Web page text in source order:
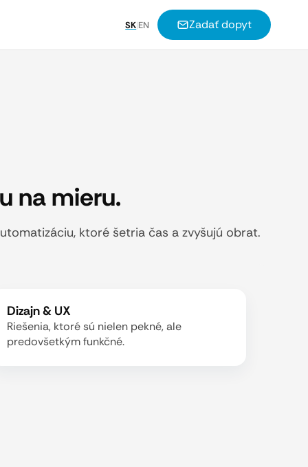
SK|EN Zadať dopyt
na mieru.
ktoré šetria čas a zvyšujú obrat.
Dizajn & UX
Riešenia, ktoré sú nielen pekné, ale
predovšetkým funkčné.